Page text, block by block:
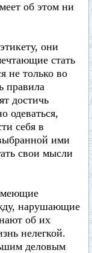
об этом ни
они
стать
не только во
правила
достичь
одеваться,
себя в
ими
свои мысли
нарушающие
об их
нелегкой.
деловым